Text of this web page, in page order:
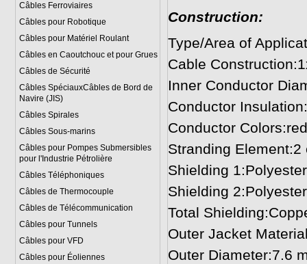
Câbles Ferroviaires
Câbles pour Robotique
Câbles pour Matériel Roulant
Câbles en Caoutchouc et pour Grues
Câbles de Sécurité
Câbles SpéciauxCâbles de Bord de
Navire (JIS)
Câbles Spirales
Câbles Sous-marins
Câbles pour Pompes Submersibles
pour l'Industrie Pétrolière
Câbles Téléphoniques
Câbles de Thermocouple
Câbles de Télécommunication
Câbles pour Tunnels
Câbles pour VFD
Câbles pour Éoliennes
Construction:
Type/Area of
Cable
Inner Conductor
Conductor
Conductor
Stranding
Shielding
Shielding
Total
Outer Jacket
Outer Diameter:7.6